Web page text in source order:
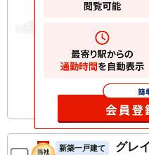
新築一戸建て
グレ